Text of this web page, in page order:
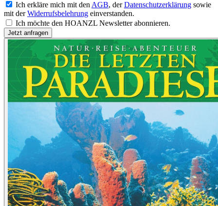
Ich erkläre mich mit den AGB, derDatenschutzerklärung sowie
mit derWiderrufsbelehrung einverstanden.
Ich möchte den HOANZL Newsletter abonnieren.